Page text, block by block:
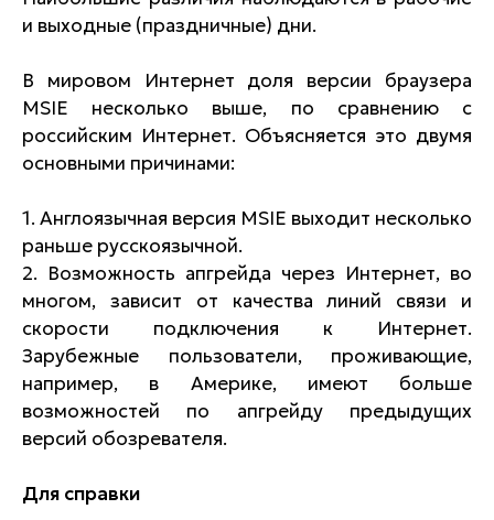
и выходные (праздничные) дни.
В мировом Интернет доля версии браузера
MSIE несколько выше, по сравнению с
российским Интернет. Объясняется это двумя
основными причинами:
1. Англоязычная версия MSIE выходит несколько
раньше русскоязычной.
2. Возможность апгрейда через Интернет, во
многом, зависит от качества линий связи и
скорости подключения к Интернет.
Зарубежные пользователи, проживающие,
например, в Америке, имеют больше
возможностей по апгрейду предыдущих
версий обозревателя.
Для справки